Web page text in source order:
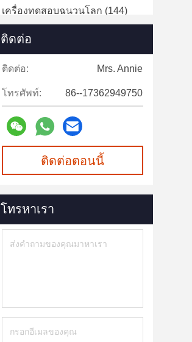
เครื่องทดสอบฉนวนโลก (144)
CT PT Analyzer
เครื่องวิเคราะห์คุณภาพไฟฟ้า
อุปกรณ์ทดสอบ Lightning
Arrester (45)
อุปกรณ์ทดสอบประจุแบตเตอรี่
ติดต่อ
ติดต่อ: Mrs. Annie
โทรศัพท์: 86--17362949750
ติดต่อตอนนี้
โทรหาเรา